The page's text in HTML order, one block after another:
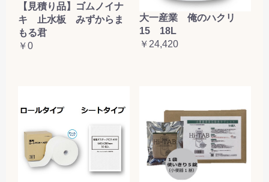
【見積り品】ゴムノイナ
キ 止水板 みずからま
もる君
￥0
大一産業 俺のハクリ
15 18L
￥24,420